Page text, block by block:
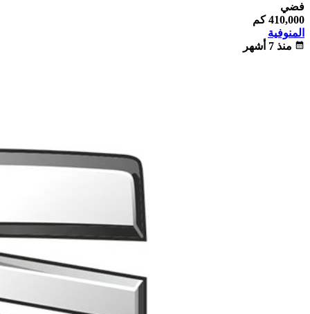
فضي
410,000 كم
المنوفية
calendar_month منذ 7 أشهر